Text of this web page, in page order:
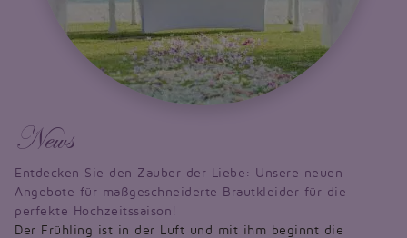
News
Entdecken Sie den Zauber der Liebe: Unsere neuen
Angebote für maßgeschneiderte Brautkleider für die
perfekte Hochzeitssaison!
Der Frühling ist in der Luft und mit ihm beginnt die